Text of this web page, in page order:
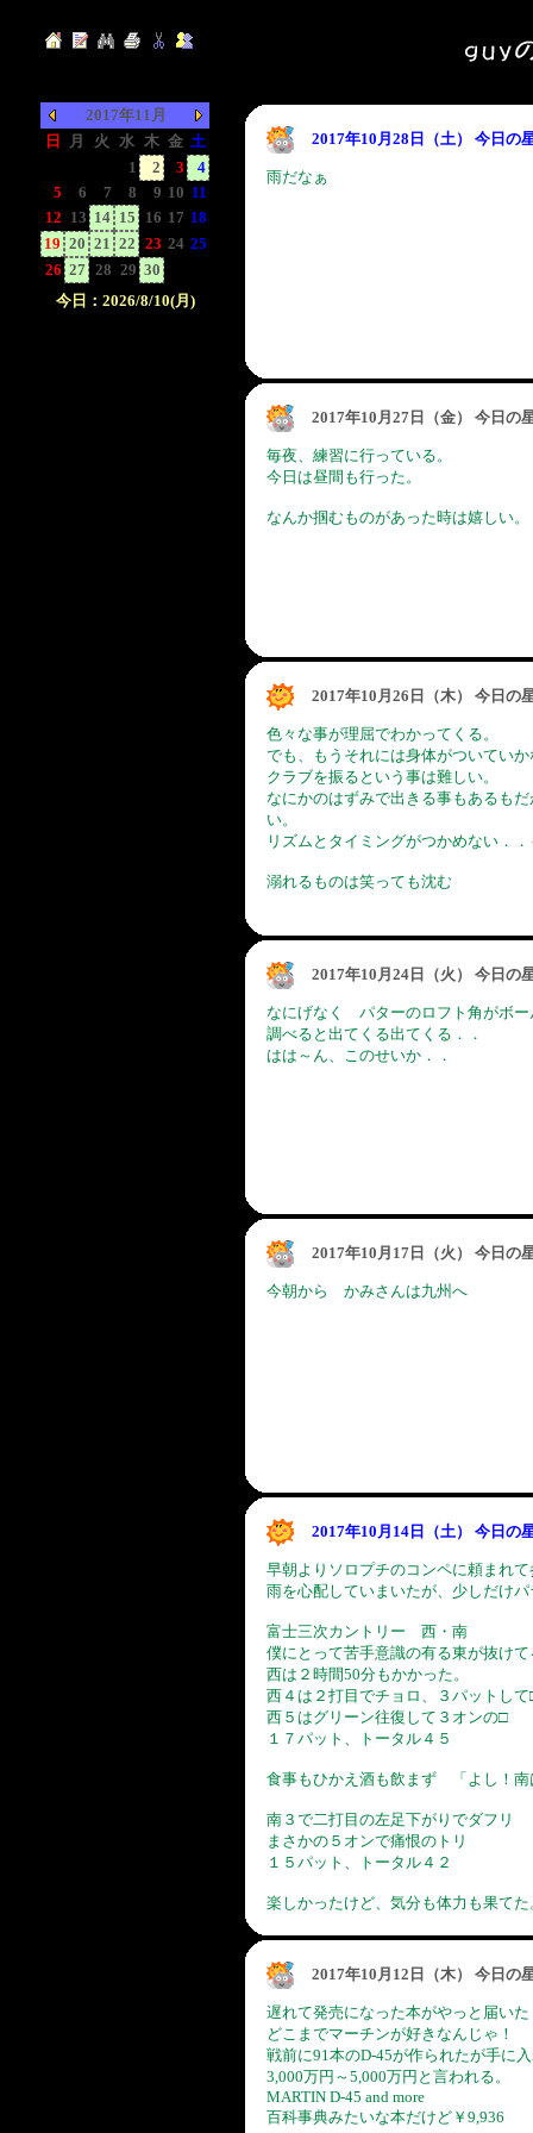
2017年11月
日
月 火 水 木 金 土
1 2 3
4
5
6 7 8 9 10 11
12 13 14 15 16 17 18
19 20 21 22 23 24 25
26 27 28 29 30
今日：2026/8/10(月)
2017年10月28日（土） 今日の
雨だなぁ
2017年10月27日（金） 今日の
毎夜、練習に行っている。
今日は昼間も行った。
なんか掴むものがあった時は嬉しい。
2017年10月26日（木） 今日の
色々な事が理屈でわかってくる。
でも、もうそれには身体がついてい
クラブを振るという事は難しい。
なにかのはずみで出きる事もあるも
い。
リズムとタイミングがつかめない．
溺れるものは笑っても沈む
2017年10月24日（火） 今日の
なにげなく パターのロフト角がボー
調べると出てくる出てくる．．
はは～ん、このせいか．．
2017年10月17日（火） 今日の
今朝から かみさんは九州へ
2017年10月14日（土） 今日の
早朝よりソロプチのコンペに頼まれて
雨を心配していまいたが、少しだけ
富士三次カントリー 西・南
僕にとって苦手意識の有る東が抜け
西は２時間50分もかかった。
西４は２打目でチョロ、３パットして
西５はグリーン往復して３オンの□
１７パット、トータル４５
食事もひかえ酒も飲まず 「よし！南
南３で二打目の左足下がりでダフリ
まさかの５オンで痛恨のトリ
１５パット、トータル４２
楽しかったけど、気分も体力も果てた
2017年10月12日（木） 今日の
遅れて発売になった本がやっと届いた
どこまでマーチンが好きなんじゃ！
戦前に91本のD-45が作られたが手に
3,000万円～5,000万円と言われる。
MARTIN D-45 and more
百科事典みたいな本だけど￥9,936